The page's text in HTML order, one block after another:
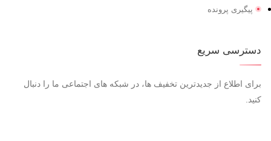
پیگیری پرونده
دسترسی سریع
برای اطلاع از جدیدترین تخفیف ها، در شبکه های اجتماعی ما را دنبال
کنید.